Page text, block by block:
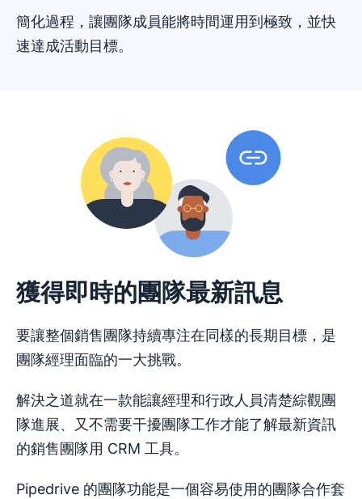
簡化過程，讓團隊成員能將時間運用到極致，並快
速達成活動目標。
獲得即時的團隊最新訊息
要讓整個銷售團隊持續專注在同樣的長期目標，是
團隊經理面臨的一大挑戰。
解決之道就在一款能讓經理和行政人員清楚綜觀團
隊進展、又不需要干擾團隊工作才能了解最新資訊
的銷售團隊用 CRM 工具。
Pipedrive 的團隊功能是一個容易使用的團隊合作套